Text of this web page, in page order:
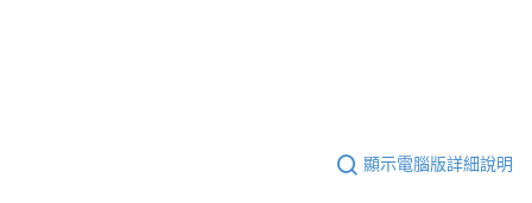
顯示電腦版詳細說明